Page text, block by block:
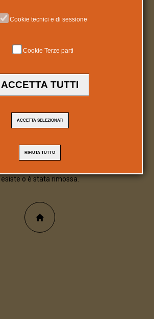
404
esiste o è stata rimossa.
Cookie tecnici e di sessione
Cookie Terze parti
ACCETTA TUTTI
ACCETTA SELEZIONATI
RIFIUTA TUTTO